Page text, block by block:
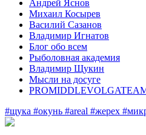
Андрей Яснов
Михаил Косырев
Василий Сазанов
Владимир Игнатов
Блог обо всем
Рыболовная академия
Владимир Щукин
Мысли на досуге
#щука #окунь #areal #жерех